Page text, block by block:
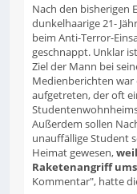
Nach den bisherigen
dunkelhaarige 21-
beim Anti-Terror-
geschnappt. Unklar
Ziel der Mann bei
Medienberichten war
aufgetreten, der oft
Außerdem sollen
unauffällige Student
Heimat gewesen,
Raketenangriff
Kommentar", hatte